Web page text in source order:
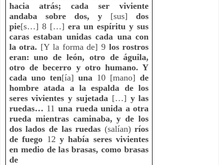
hacia atrás; cada ser viviente
andaba sobre dos, y [sus] dos
pie[s…] 8 […] era un espíritu y sus
caras estaban unidas cada una con
la otra. [Y la forma de] 9 los rostros
eran: uno de león, otro de águila,
otro de becerro y otro humano. Y
cada uno ten[ía] una 10 [mano] de
hombre atada a la espalda de los
seres vivientes y sujetada […] y las
ruedas… 11 una rueda unida a otra
rueda mientras caminaba, y de los
dos lados de las ruedas (salían) ríos
de fuego 12 y había seres vivientes
en medio de las brasas, como brasas
de